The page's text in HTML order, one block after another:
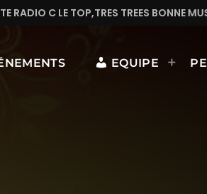
BONNE MUSIQUE EN CONTINUE
EQUIPE